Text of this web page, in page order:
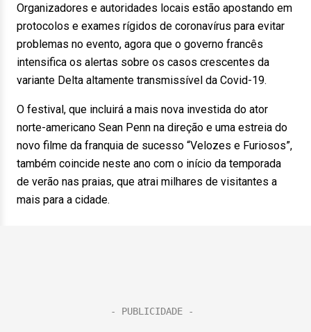
Organizadores e autoridades locais estão apostando em
protocolos e exames rígidos de coronavírus para evitar
problemas no evento, agora que o governo francês
intensifica os alertas sobre os casos crescentes da
variante Delta altamente transmissível da Covid-19.
O festival, que incluirá a mais nova investida do ator
norte-americano Sean Penn na direção e uma estreia do
novo filme da franquia de sucesso “Velozes e Furiosos”,
também coincide neste ano com o início da temporada
de verão nas praias, que atrai milhares de visitantes a
mais para a cidade.